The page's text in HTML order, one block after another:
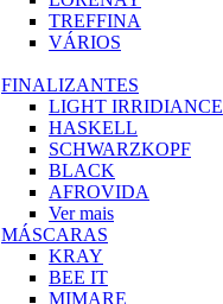
TREFFINA
VÁRIOS
FINALIZANTES
LIGHT IRRIDIANCE
HASKELL
SCHWARZKOPF
BLACK
AFROVIDA
Ver mais
MÁSCARAS
KRAY
BEE IT
MIMARE